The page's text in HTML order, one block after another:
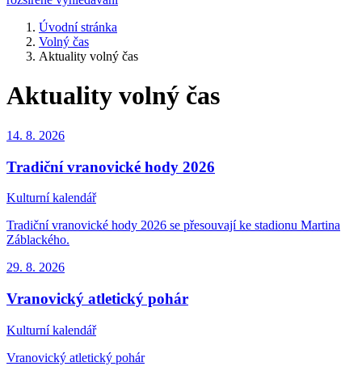
Úvodní stránka
Volný čas
Aktuality volný čas
Aktuality volný čas
14. 8. 2026
Tradiční vranovické hody 2026
Kulturní kalendář
Tradiční vranovické hody 2026 se přesouvají ke stadionu Martina
Záblackého.
29. 8. 2026
Vranovický atletický pohár
Kulturní kalendář
Vranovický atletický pohár